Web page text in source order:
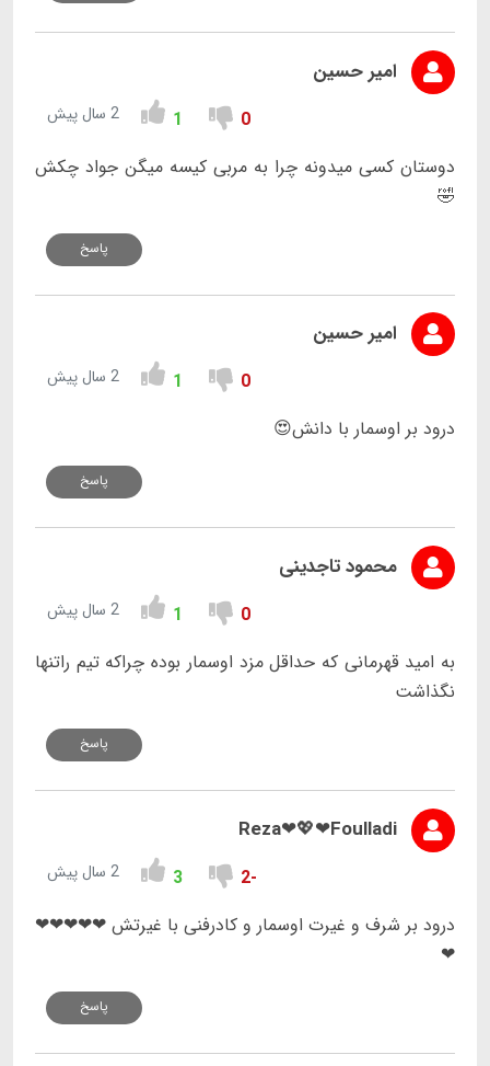
امیر حسین
0
1 2 سال پیش
دوستان کسی میدونه چرا به مربی کیسه میگن جواد چکش
🤣
پاسخ
امیر حسین
0
1 2 سال پیش
درود بر اوسمار با دانش😍
پاسخ
محمود تاجدینی
0
1 2 سال پیش
به امید قهرمانی که حداقل مزد اوسمار بوده چراکه تیم راتنها
نگذاشت
پاسخ
Reza❤💖❤Foulladi
-2
3 2 سال پیش
درود بر شرف و غیرت اوسمار و کادرفنی با غیرتش ❤❤❤❤❤
❤
پاسخ